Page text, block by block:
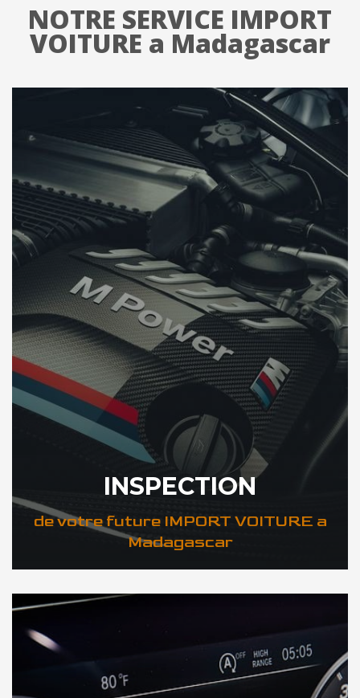
NOTRE SERVICE IMPORT
VOITURE a Madagascar
INSPECTION
de votre future IMPORT VOITURE a
Madagascar
DÉCOUVREZ VOTRE INSPECTION AUTO a Madagascar